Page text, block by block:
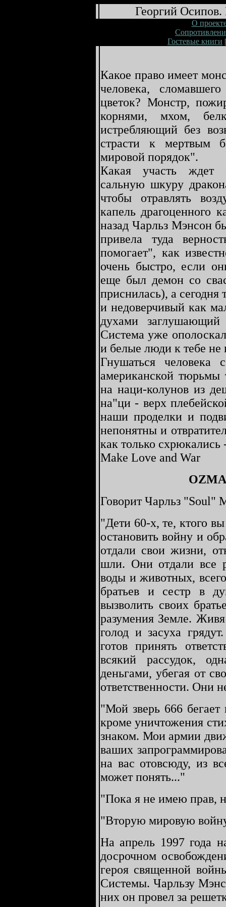
Георгий
О
Гостевые книги
Какое право имеет
человека,
цветок? Монстр,
корнями, мхом,
истребляющий без
страсти к мертвым
мировой порядок".
Какая участь ждет
сальную шкуру
чтобы отравлять
капель драгоценного
назад Чарльз Мэнсон
привела туда
помогает", как
очень быстро, если
еще был демон со
приснилась), а
и недоверчивый как
духами
Система уже
и белые люди к тебе не
Гнушаться человека
американской тюрьмы
на наци-колунов из
на"ци - верх
наши проделки и
непонятны и
как только
Make Love and War
Говорит Чарльз "Soul"
"Дети 60-х, те, ктого
остановить войну и
отдали свои жизни,
шли. Они отдали все
воды и животных,
братьев и сестр в
вызволить своих
разумения Земле.
голод и засуха
готов принять
всякий рассудок,
деньгами, убегая от
ответственности. Они
"Мой зверь 666 бегает
кроме уничтожения
знаком. Мои армии
ваших
на вас отовсюду, из
может понять..."
"Пока я не имею прав,
"Вторую мировую
На апрель 1997 года
досрочном
героя священной
Системы. Чарльзу
них он провел за